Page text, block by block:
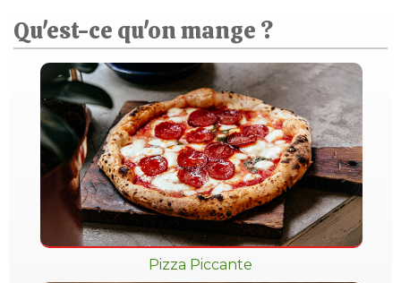
Qu'est-ce qu'on mange ?
Pizza Piccante